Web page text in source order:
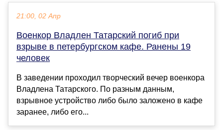
21:00, 02 Апр
Военкор Владлен Татарский погиб при
взрыве в петербургском кафе. Ранены 19
человек
В заведении проходил творческий вечер военкора
Владлена Татарского. По разным данным,
взрывное устройство либо было заложено в кафе
заранее, либо его...